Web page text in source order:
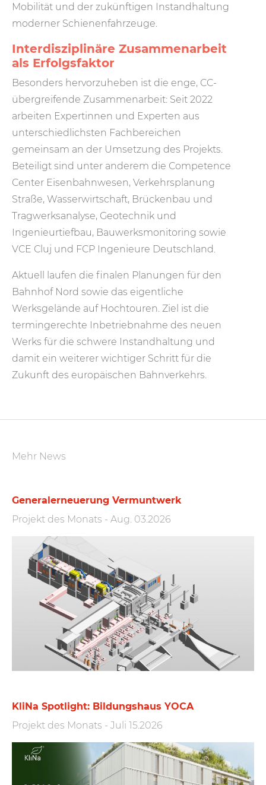
Mobilität und der zukünftigen Instandhaltung
moderner Schienenfahrzeuge.
Interdisziplinäre Zusammenarbeit
als Erfolgsfaktor
Besonders hervorzuheben ist die enge, CC-
übergreifende Zusammenarbeit: Seit 2022
arbeiten Expertinnen und Experten aus
unterschiedlichsten Fachbereichen
gemeinsam an der Umsetzung des Projekts.
Beteiligt sind unter anderem die Competence
Center Eisenbahnwesen, Verkehrsplanung
Straße, Wasserwirtschaft, Brückenbau und
Tragwerksanalyse, Geotechnik und
Ingenieurtiefbau, Bauwerksmonitoring sowie
VCE Cluj und FCP Ingenieure Deutschland.
Aktuell laufen die finalen Planungen für den
Bahnhof Nord sowie das eigentliche
Werksgelände auf Hochtouren. Ziel ist die
termingerechte Inbetriebnahme des neuen
Werks für die schwere Instandhaltung und
damit ein weiterer wichtiger Schritt für die
Zukunft des europäischen Bahnverkehrs.
Mehr News
Generalerneuerung Vermuntwerk
Projekt des Monats - Aug. 03.2026
KliNa Spotlight: Bildungshaus YOCA
Projekt des Monats - Juli 15.2026